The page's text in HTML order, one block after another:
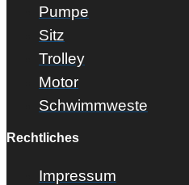
Pumpe
Sitz
Trolley
Motor
Schwimmweste
Rechtliches
Impressum